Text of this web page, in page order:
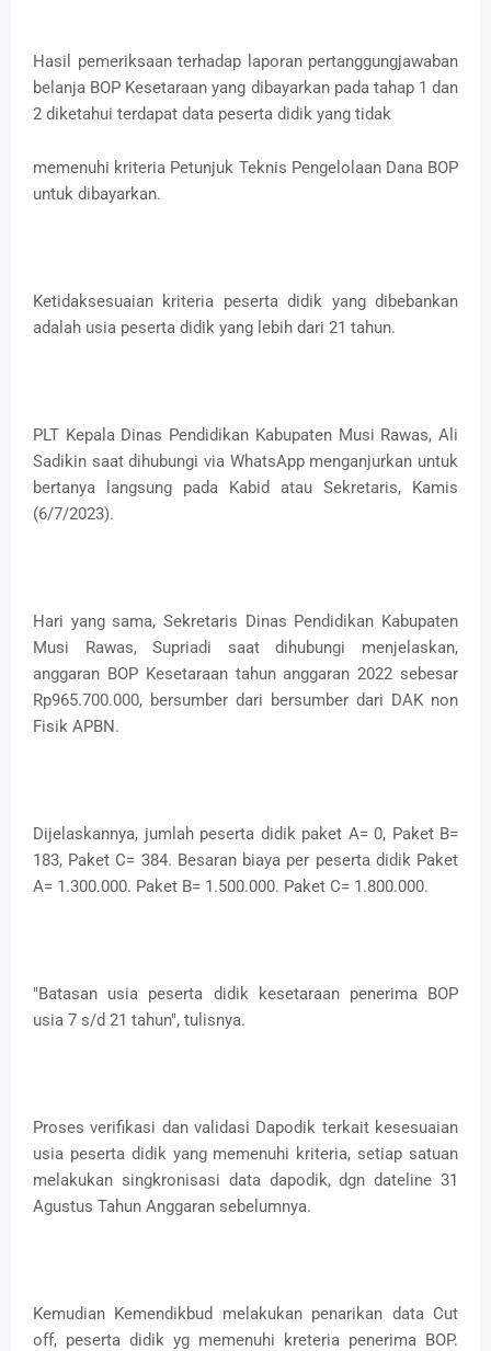
Hasil pemeriksaan terhadap laporan pertanggungjawaban
belanja BOP Kesetaraan yang dibayarkan pada tahap 1 dan
2 diketahui terdapat data peserta didik yang tidak
memenuhi kriteria Petunjuk Teknis Pengelolaan Dana BOP
untuk dibayarkan.
Ketidaksesuaian kriteria peserta didik yang dibebankan
adalah usia peserta didik yang lebih dari 21 tahun.
PLT Kepala Dinas Pendidikan Kabupaten Musi Rawas, Ali
Sadikin saat dihubungi via WhatsApp menganjurkan untuk
bertanya langsung pada Kabid atau Sekretaris, Kamis
(6/7/2023).
Hari yang sama, Sekretaris Dinas Pendidikan Kabupaten
Musi Rawas, Supriadi saat dihubungi menjelaskan,
anggaran BOP Kesetaraan tahun anggaran 2022 sebesar
Rp965.700.000, bersumber dari bersumber dari DAK non
Fisik APBN.
Dijelaskannya, jumlah peserta didik paket A= 0, Paket B=
183, Paket C= 384. Besaran biaya per peserta didik Paket
A= 1.300.000. Paket B= 1.500.000. Paket C= 1.800.000.
"Batasan usia peserta didik kesetaraan penerima BOP
usia 7 s/d 21 tahun", tulisnya.
Proses verifikasi dan validasi Dapodik terkait kesesuaian
usia peserta didik yang memenuhi kriteria, setiap satuan
melakukan singkronisasi data dapodik, dgn dateline 31
Agustus Tahun Anggaran sebelumnya.
Kemudian Kemendikbud melakukan penarikan data Cut
off, peserta didik yg memenuhi kreteria penerima BOP.